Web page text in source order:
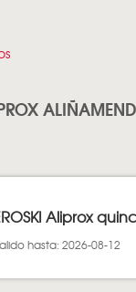
Aliprox
hasta: 2026-08-12